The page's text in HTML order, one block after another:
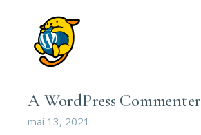
A WordPress Commenter
mai 13, 2021